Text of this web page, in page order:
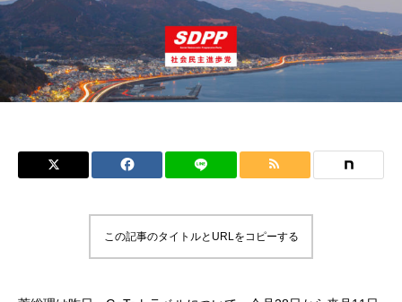
この記事のタイトルとURLをコピーする